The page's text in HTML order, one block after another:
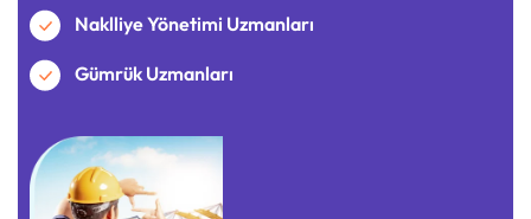
Naklliye Yönetimi Uzmanları
Gümrük Uzmanları